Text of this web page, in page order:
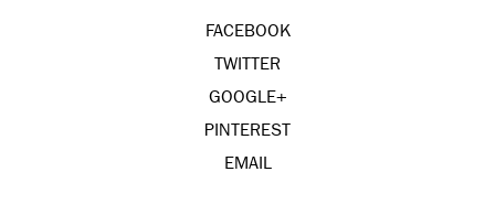
FACEBOOK
TWITTER
GOOGLE+
PINTEREST
EMAIL